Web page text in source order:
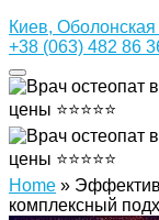
Киев,
+38 (063) 482 86
Home »
комплексный